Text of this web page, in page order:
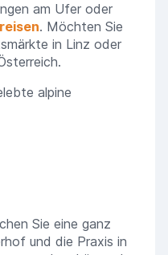
am Ufer oder
. Möchten Sie
in Linz oder
alpine
Sie eine ganz
und die Praxis in